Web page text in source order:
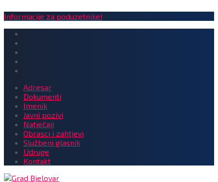
Informacije za poduzetnike!
Adresar
Dokumenti
Imenik
Javni pozivi
Natječaji
Obrasci i zahtjevi
Službeni glasnik
Udruge
Kontakt